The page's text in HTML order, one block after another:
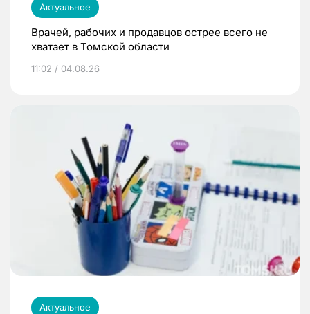
Актуальное
Врачей, рабочих и продавцов острее всего не
хватает в Томской области
11:02 / 04.08.26
Актуальное